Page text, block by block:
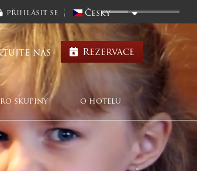
Česky
PŘIHLÁSIT SE
Rezervace
nás
SKUPINY O HOTELU